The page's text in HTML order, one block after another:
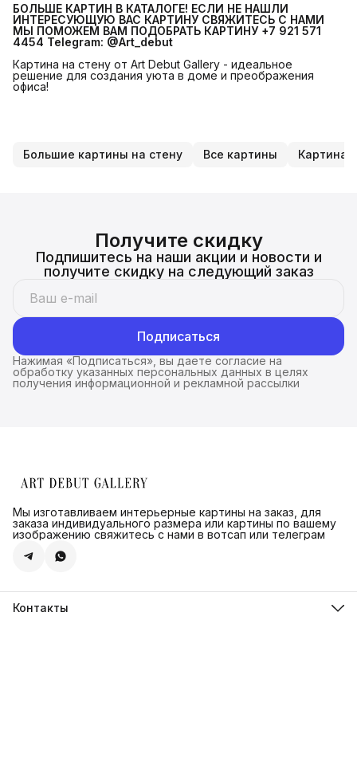
БОЛЬШЕ КАРТИН В КАТАЛОГЕ! ЕСЛИ НЕ НАШЛИ
ИНТЕРЕСУЮЩУЮ ВАС КАРТИНУ СВЯЖИТЕСЬ С НАМИ
МЫ ПОМОЖЕМ ВАМ ПОДОБРАТЬ КАРТИНУ +7 921 571
4454 Telegram: @Art_debut
Картина на стену от Art Debut Gallery - идеальное
решение для создания уюта в доме и преображения
офиса!
Большие картины на стену Все картины Картина
Получите скидку
Подпишитесь на наши акции и новости и
получите скидку на следующий заказ
Подписаться
Нажимая «Подписаться», вы даете согласие на
обработку указанных персональных данных в целях
получения информационной и рекламной рассылки
Мы изготавливаем интерьерные картины на заказ, для
заказа индивидуального размера или картины по вашему
изображению свяжитесь с нами в вотсап или телеграм
Контакты